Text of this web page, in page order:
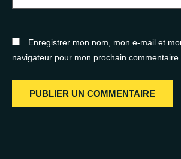
Enregistrer mon nom, mon e-mail et
navigateur pour mon prochain commentaire.